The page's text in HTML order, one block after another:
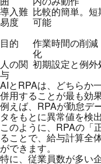
導入難
易度
比較的簡単。短
可能
目的 作業時間の削
化
人の関
与
初期設定と例
AIとRPAは、どちらか
併用することが最も効
例えば、RPAが勤怠デ
タをもとに異常値を検
このように、RPAの「
ることで、給与計算全
ができます。
特に、従業員数が多い